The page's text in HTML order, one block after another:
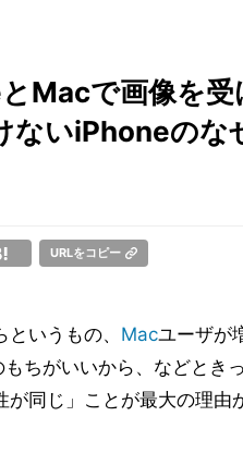
Macで画像を
ないiPhoneのな
URLをコピー
いうもの、 Macユーザが
ちがいいから、などとき
同じ」ことが最大の理由